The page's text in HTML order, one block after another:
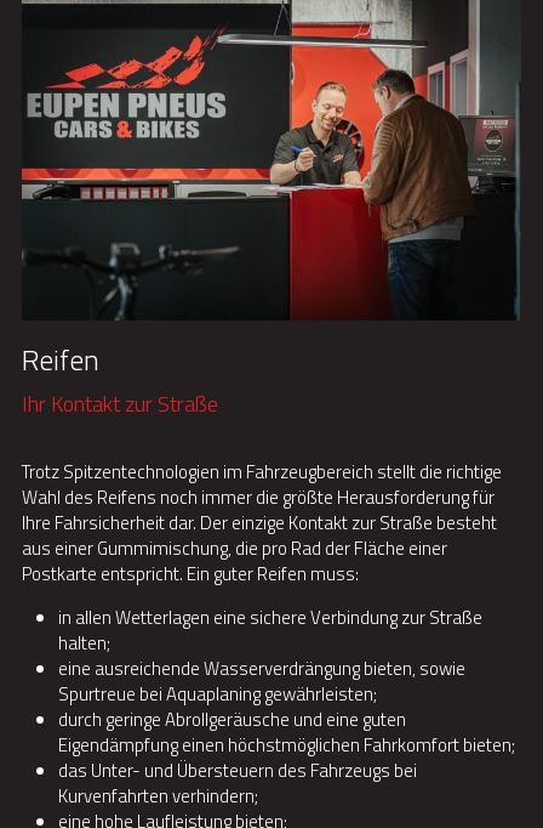
Reifen
Ihr Kontakt zur Straße
Trotz Spitzentechnologien im Fahrzeugbereich stellt die richtige
Wahl des Reifens noch immer die größte Herausforderung für
Ihre Fahrsicherheit dar. Der einzige Kontakt zur Straße besteht
aus einer Gummimischung, die pro Rad der Fläche einer
Postkarte entspricht. Ein guter Reifen muss:
in allen Wetterlagen eine sichere Verbindung zur Straße
halten;
eine ausreichende Wasserverdrängung bieten, sowie
Spurtreue bei Aquaplaning gewährleisten;
durch geringe Abrollgeräusche und eine guten
Eigendämpfung einen höchstmöglichen Fahrkomfort bieten;
das Unter- und Übersteuern des Fahrzeugs bei
Kurvenfahrten verhindern;
eine hohe Laufleistung bieten;